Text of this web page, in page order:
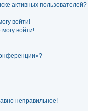
активных пользователей?
войти!
войти!
неправильное!